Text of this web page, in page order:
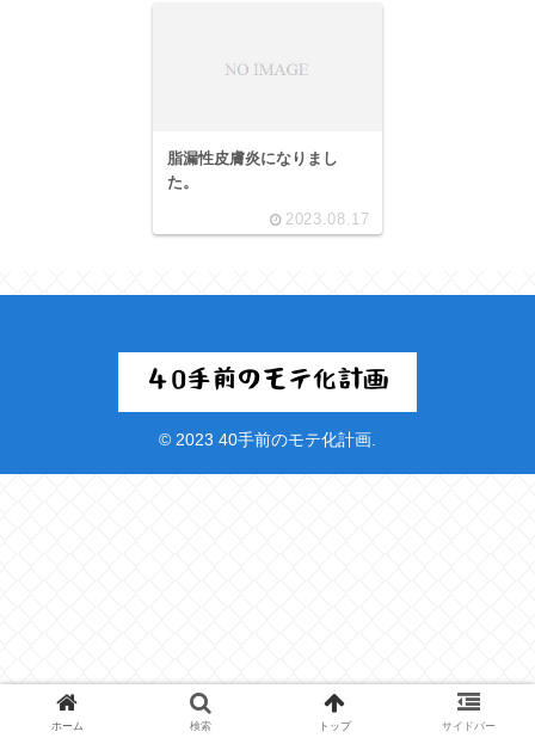
脂漏性皮膚炎になりまし
た。
2023.08.17
© 2023 40手前のモテ化計画.
ホーム 検索 トップ サイドバー